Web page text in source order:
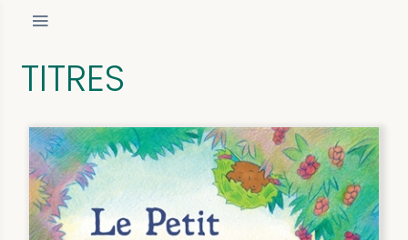
TITRES